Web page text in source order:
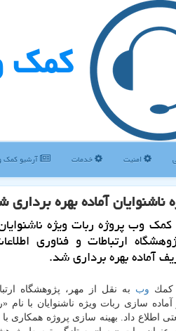
امنیت خدمات آرشیو
ناشنوایان آماده بهره برداری
وب پروژه ربات ویژه ناشنوایان
ارتباطات و فناوری
آماده بهره برداری شد.
كمك وب به نقل از مهر، پژوهشگاه
آماده سازی ربات ویژه ناشنوایان با نام
اطلاع داد. بهینه سازی پروژه همكاری